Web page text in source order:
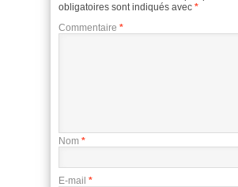
obligatoires sont indiqués avec *
Commentaire *
Nom *
E-mail *